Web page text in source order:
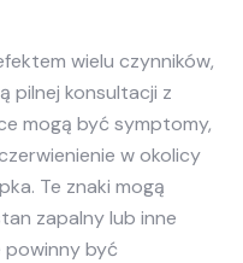
wielu czynników,
pilnej konsultacji z
mogą być symptomy,
w okolicy
Te znaki mogą
zapalny lub inne
być